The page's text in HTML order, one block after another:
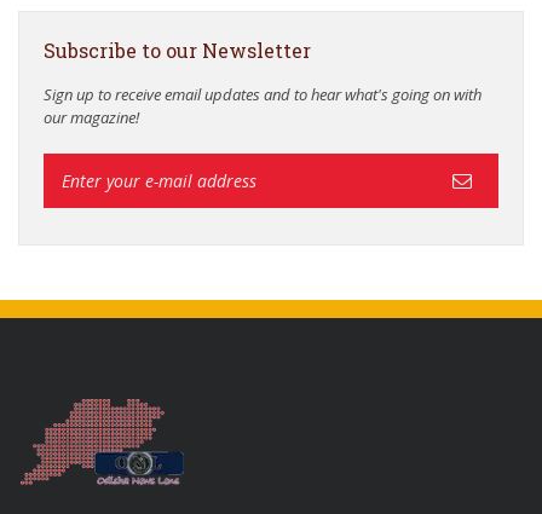
Subscribe to our Newsletter
Sign up to receive email updates and to hear what's going on with
our magazine!